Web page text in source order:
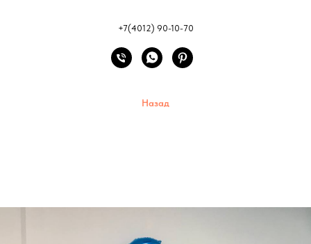
+7(4012) 90-10-70
Назад